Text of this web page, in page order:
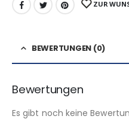
ZUR
BEWERTUNGEN (0)
Bewertungen
Es gibt noch keine